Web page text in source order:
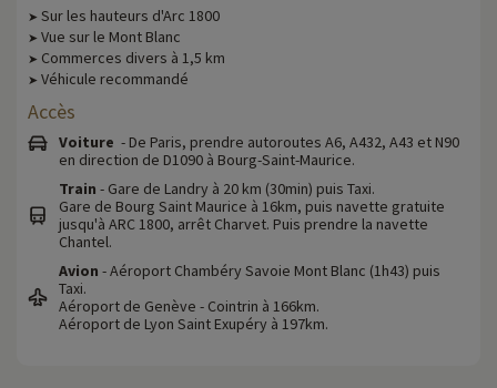
➤ Sur les hauteurs d'Arc 1800
➤ Vue sur le Mont Blanc
➤ Commerces divers à 1,5 km
➤ Véhicule recommandé
Accès
Voiture - De Paris, prendre autoroutes A6, A432, A43 et N90
en direction de D1090 à Bourg-Saint-Maurice.
Train - Gare de Landry à 20 km (30min) puis Taxi.
Gare de Bourg Saint Maurice à 16km, puis navette gratuite
jusqu'à ARC 1800, arrêt Charvet. Puis prendre la navette
Chantel.
Avion - Aéroport Chambéry Savoie Mont Blanc (1h43) puis
Taxi.
Aéroport de Genève - Cointrin à 166km.
Aéroport de Lyon Saint Exupéry à 197km.